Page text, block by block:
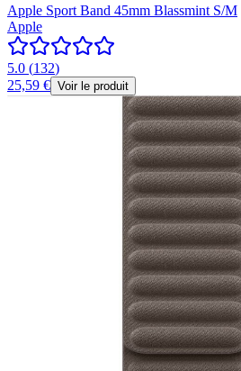
Apple Sport Band 45mm Blassmint S/M
Apple
5.0 (132)
25,59 € Voir le produit